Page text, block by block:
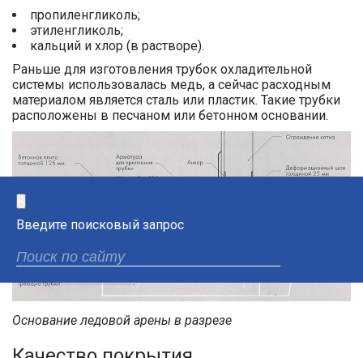
Введите поисковый запрос
пропиленгликоль;
этиленгликоль;
кальций и хлор (в растворе).
Раньше для изготовления трубок охладительной
системы использовалась медь, а сейчас расходным
материалом является сталь или пластик. Такие трубки
расположены в песчаном или бетонном основании.
Основание ледовой арены в разрезе